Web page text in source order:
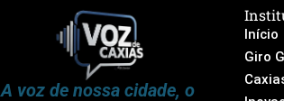
A voz de nossa cidade, o
Início
Giro